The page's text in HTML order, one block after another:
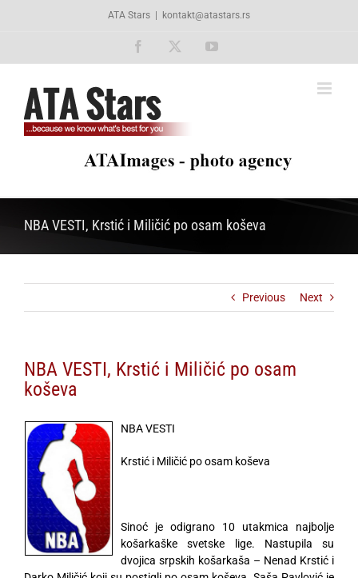
ATA Stars kontakt@atastars.rs
Facebook YouTube
NBA VESTI, Krstić i Miličić po osam koševa
Previous Next
NBA VESTI, Krstić i Miličić po osam
koševa
NBA VESTI
Krstić i Miličić po osam koševa
Sinoć je odigrano 10 utakmica najbolje
košarkaške svetske lige. Nastupila su
dvojica srpskih košarkaša – Nenad Krstić i